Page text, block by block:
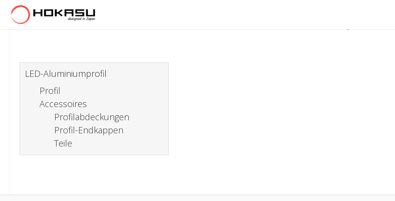
LED-Aluminiumprofil
Profil
Accessoires
Profilabdeckungen
Profil-Endkappen
Teile